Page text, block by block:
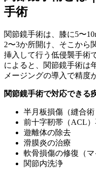
手術
関節鏡手術は、膝に5〜
2〜3か所開け、そこから
挿入して行う低侵襲手術
によると、関節鏡手術は
メージングの導入で精度
関節鏡手術で対応できる
半月板損傷（縫合術
前十字靭帯（ACL
遊離体の除去
滑膜炎の治療
軟骨損傷の修復（マ
関節内洗浄